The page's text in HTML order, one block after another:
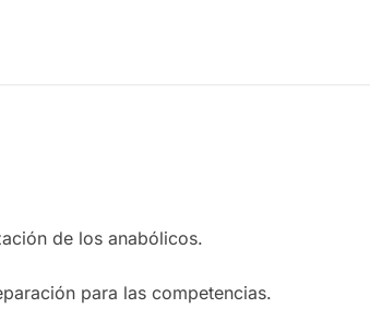
de los anabólicos.
para las competencias.